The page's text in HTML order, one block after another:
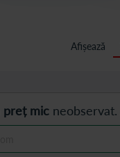
Afișează
preț mic neobservat.